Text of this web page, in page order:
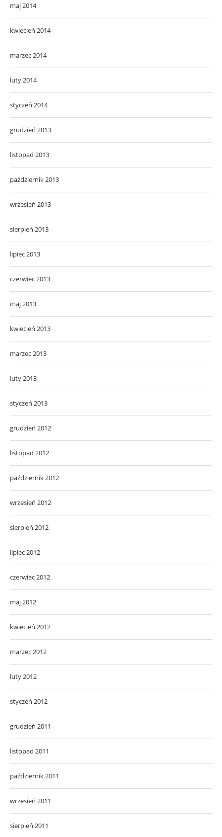
maj 2014
kwiecień 2014
marzec 2014
luty 2014
styczeń 2014
grudzień 2013
listopad 2013
październik 2013
wrzesień 2013
sierpień 2013
lipiec 2013
czerwiec 2013
maj 2013
kwiecień 2013
marzec 2013
luty 2013
styczeń 2013
grudzień 2012
listopad 2012
październik 2012
wrzesień 2012
sierpień 2012
lipiec 2012
czerwiec 2012
maj 2012
kwiecień 2012
marzec 2012
luty 2012
styczeń 2012
grudzień 2011
listopad 2011
październik 2011
wrzesień 2011
sierpień 2011